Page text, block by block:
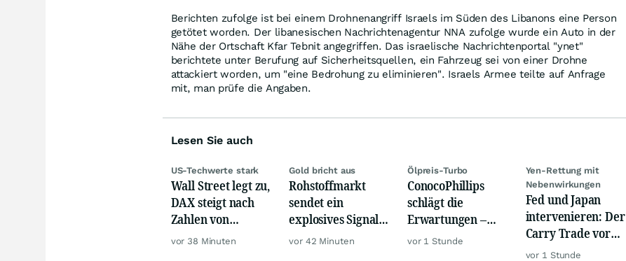
Berichten zufolge ist bei einem Drohnenangriff Israels im Süden des Libanons eine Person
getötet worden. Der libanesischen Nachrichtenagentur NNA zufolge wurde ein Auto in der
Nähe der Ortschaft Kfar Tebnit angegriffen. Das israelische Nachrichtenportal "ynet"
berichtete unter Berufung auf Sicherheitsquellen, ein Fahrzeug sei von einer Drohne
attackiert worden, um "eine Bedrohung zu eliminieren". Israels Armee teilte auf Anfrage
mit, man prüfe die Angaben.
Lesen Sie auch
US-Techwerte stark
Wall Street legt zu,
DAX steigt nach
Zahlen von
Telekom, Henkel
vor 38 Minuten
Gold bricht aus
Rohstoffmarkt
sendet ein
explosives Signal:
China kauft Gold
vor 42 Minuten
Ölpreis-Turbo
ConocoPhillips
schlägt die
Erwartungen –
dieser Haken
vor 1 Stunde
Yen-Rettung mit
Nebenwirkungen
Fed und Japan
intervenieren: Der
Carry Trade vor
der Zerreißprobe
vor 1 Stunde